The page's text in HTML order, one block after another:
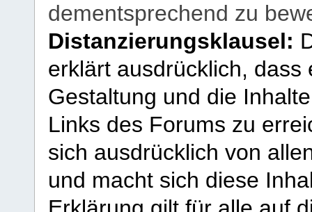
dementsprechend zu
Distanzierungsklausel:
erklärt ausdrücklich,
Gestaltung und die
Links des Forums zu
sich ausdrücklich von
und macht sich diese